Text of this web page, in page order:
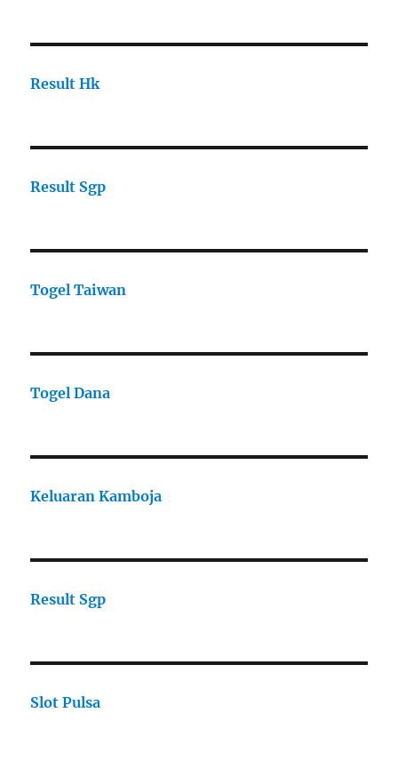
Result Hk
Result Sgp
Togel Taiwan
Togel Dana
Keluaran Kamboja
Result Sgp
Slot Pulsa